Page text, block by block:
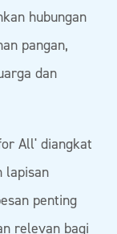
hubungan
pangan,
dan
All' diangkat
lapisan
penting
relevan bagi